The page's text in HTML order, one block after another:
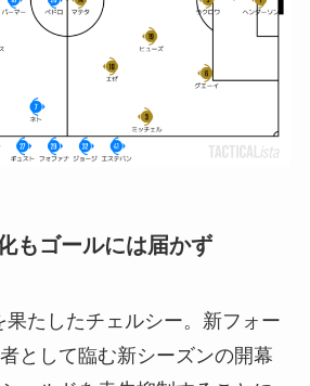
もゴールには届かず
たしたチェルシー。新フォー
として臨む新シーズンの開幕